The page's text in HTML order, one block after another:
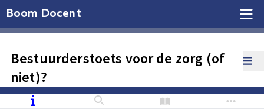
Boom Docent
Bestuurderstoets voor de zorg (of
niet)?